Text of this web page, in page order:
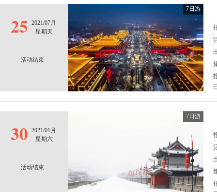
25 2021/07月
星期天
活动结束
7日游
30 2021/01月
星期六
活动结束
7日游